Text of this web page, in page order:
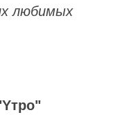
любимых